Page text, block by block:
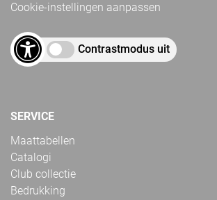
Cookie-instellingen aanpassen
Contrastmodus uit
SERVICE
Maattabellen
Catalogi
Club collectie
Bedrukking